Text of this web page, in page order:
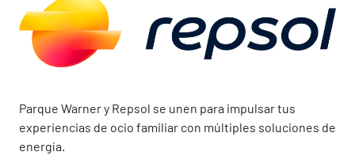
Parque Warner y Repsol se unen para impulsar tus
experiencias de ocio familiar con múltiples soluciones de
energía.